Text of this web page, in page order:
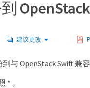
建议更改
与 OpenStack Swift 兼
* 。